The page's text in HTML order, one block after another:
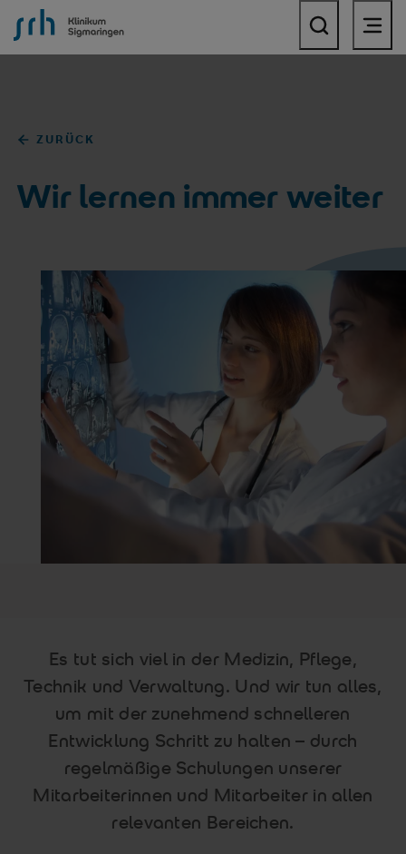
SRH Klinikum Sigmaringen
ZURÜCK
Wir lernen immer weiter
Es tut sich viel in der Medizin, Pflege,
Technik und Verwaltung. Und wir tun alles,
um mit der zunehmend schnelleren
Entwicklung Schritt zu halten – durch
regelmäßige Schulungen unserer
Mitarbeiterinnen und Mitarbeiter in allen
relevanten Bereichen.